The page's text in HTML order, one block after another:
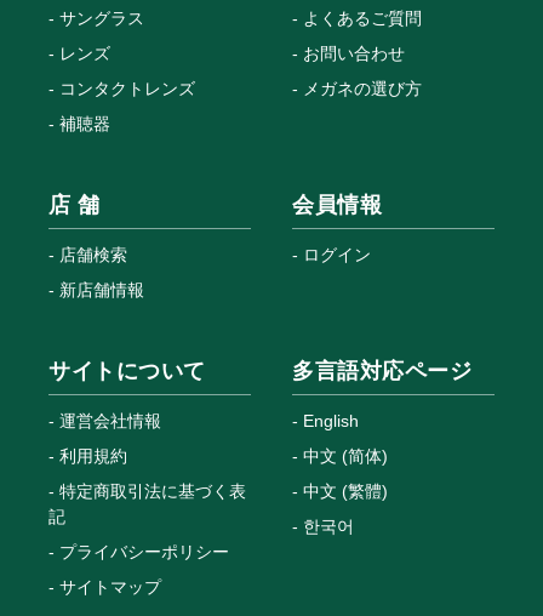
サングラス
レンズ
コンタクトレンズ
補聴器
よくあるご質問
お問い合わせ
メガネの選び方
店 舗
店舗検索
新店舗情報
会員情報
ログイン
サイトについて
運営会社情報
利用規約
特定商取引法に基づく表
記
プライバシーポリシー
サイトマップ
多言語対応ページ
English
中文 (简体)
中文 (繁體)
한국어